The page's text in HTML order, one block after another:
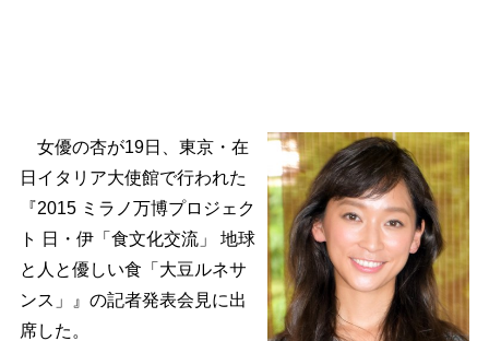
女優の杏が19日、東京・在
日イタリア大使館で行われた
『2015 ミラノ万博プロジェク
ト 日・伊「食文化交流」 地球
と人と優しい食「大豆ルネサ
ンス」』の記者発表会見に出
席した。